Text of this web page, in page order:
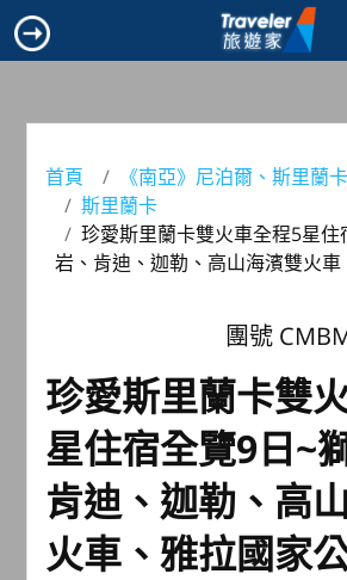
首頁
《南亞》尼泊爾、斯里蘭
斯里蘭卡
珍愛斯里蘭卡雙火車全程5星
岩、肯迪、迦勒、高山海濱雙火
團號
珍愛斯里蘭卡雙
星住宿全覽9日~
肯迪、迦勒、高
火車、雅拉國家